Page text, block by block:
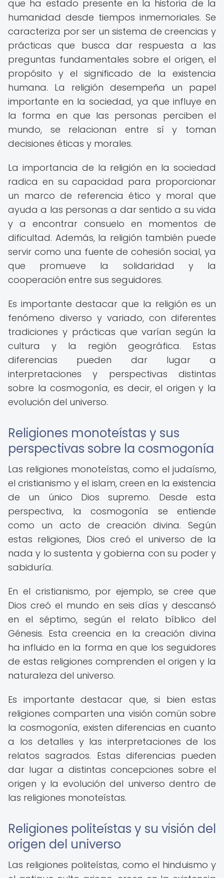
que ha estado presente en la historia de la
humanidad desde tiempos inmemoriales. Se
caracteriza por ser un sistema de creencias y
prácticas que busca dar respuesta a las
preguntas fundamentales sobre el origen, el
propósito y el significado de la existencia
humana. La religión desempeña un papel
importante en la sociedad, ya que influye en
la forma en que las personas perciben el
mundo, se relacionan entre sí y toman
decisiones éticas y morales.
La importancia de la religión en la sociedad
radica en su capacidad para proporcionar
un marco de referencia ético y moral que
ayuda a las personas a dar sentido a su vida
y a encontrar consuelo en momentos de
dificultad. Además, la religión también puede
servir como una fuente de cohesión social, ya
que promueve la solidaridad y la
cooperación entre sus seguidores.
Es importante destacar que la religión es un
fenómeno diverso y variado, con diferentes
tradiciones y prácticas que varían según la
cultura y la región geográfica. Estas
diferencias pueden dar lugar a
interpretaciones y perspectivas distintas
sobre la cosmogonía, es decir, el origen y la
evolución del universo.
Religiones monoteístas y sus
perspectivas sobre la cosmogonía
Las religiones monoteístas, como el judaísmo,
el cristianismo y el islam, creen en la existencia
de un único Dios supremo. Desde esta
perspectiva, la cosmogonía se entiende
como un acto de creación divina. Según
estas religiones, Dios creó el universo de la
nada y lo sustenta y gobierna con su poder y
sabiduría.
En el cristianismo, por ejemplo, se cree que
Dios creó el mundo en seis días y descansó
en el séptimo, según el relato bíblico del
Génesis. Esta creencia en la creación divina
ha influido en la forma en que los seguidores
de estas religiones comprenden el origen y la
naturaleza del universo.
Es importante destacar que, si bien estas
religiones comparten una visión común sobre
la cosmogonía, existen diferencias en cuanto
a los detalles y las interpretaciones de los
relatos sagrados. Estas diferencias pueden
dar lugar a distintas concepciones sobre el
origen y la evolución del universo dentro de
las religiones monoteístas.
Religiones politeístas y su visión del
origen del universo
Las religiones politeístas, como el hinduismo y